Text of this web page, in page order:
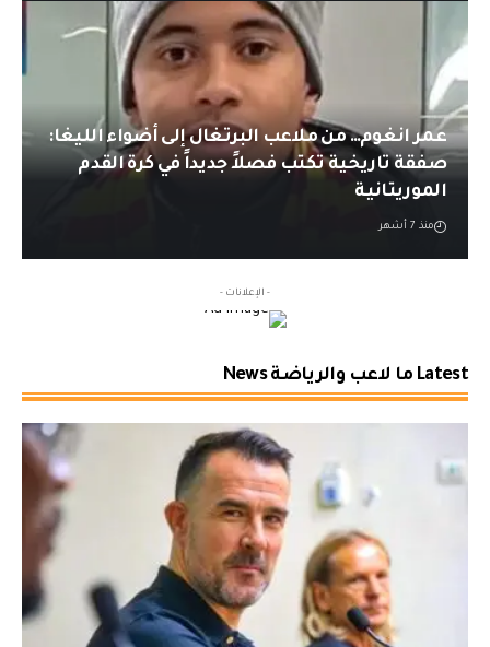
عمر انغوم… من ملاعب البرتغال إلى أضواء الليغا:
صفقة تاريخية تكتب فصلاً جديداً في كرة القدم
الموريتانية
منذ 7 أشهر
- الإعلانات -
Latest ما لاعب والرياضة News